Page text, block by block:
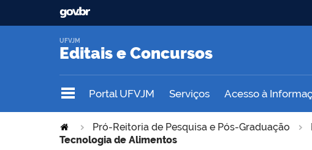
Editais e Concursos
UFVJM
Portal UFVJM Serviços Acesso à
Pró-Reitoria de Pesquisa e Pós-Graduação
Tecnologia de Alimentos